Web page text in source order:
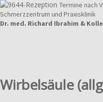
Termine nach
Schmerzzentrum und Praxisklinik
Dr. med. Richard Ibrahim &
Wirbelsäule